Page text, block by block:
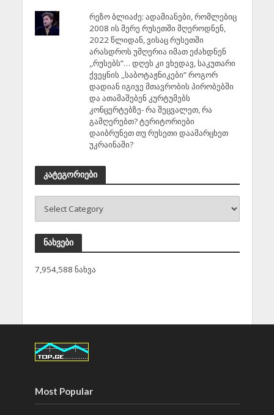
რეზო ბლიაძე: ადამიანები, რომლებიც
2008 ის მერე რუსეთში მღეროდნენ,
2022 წლიდან, ვისაც რუსეთში
არასდროს უმღერია იმათ ეძახდნენ
,,რუსებს”… დღეს კი ვხედავ, საკუთარი
ქვეყნის ,,საბოტაჟნიკები” როგორ
დადიან იგივე მთავრობის პირობებში
და ათამაშებენ კურტუმებს
კონცერტებზე- რა შეცვალეთ, რა
გამღერებთ? ტერიტორიები
დაიბრუნეთ თუ რუსეთი დაამარცხეთ
უკრაინაში?
კატეგორიები
ნახვები
7,954,588 ნახვა
Most Popular